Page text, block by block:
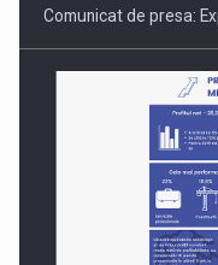
Comunicat de presa: